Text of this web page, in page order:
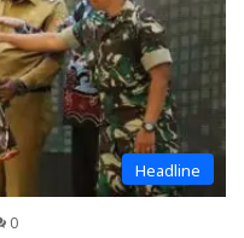
Headline
0